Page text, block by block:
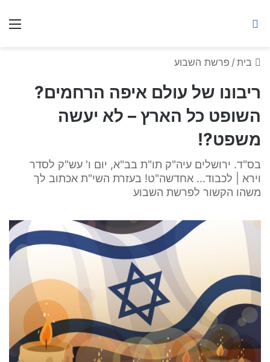
בית / פרשת השבוע
ריבונו של עולם איפה הרחמים?
השופט כל הארץ – לא יעשה
משפט?!
בס"ד. ירושלים עיה"ק תו"ת בב"א, יום ו' עש"ק לסדר
וירא | לכבוד... אחדשה"ט! בעזרת השי"ת אכתוב לך
משהו הקשור לפרשת השבוע